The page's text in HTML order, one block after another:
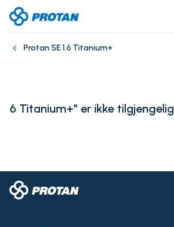
Protan SE 1.6 Titanium+
6 Titanium+" er ikke tilgjengelig